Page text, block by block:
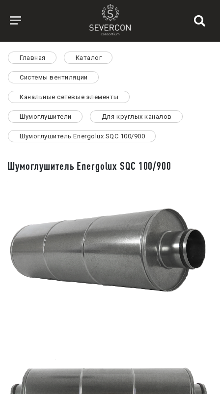
Главная Каталог
Системы вентиляции
Канальные сетевые элементы
Шумоглушители Для круглых каналов
Шумоглушитель Energolux SQC 100/900
Шумоглушитель Energolux SQC 100/900